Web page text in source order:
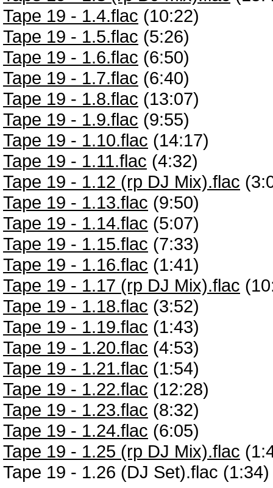
Tape 19 - 1.4.flac (10:22)
Tape 19 - 1.5.flac (5:26)
Tape 19 - 1.6.flac (6:50)
Tape 19 - 1.7.flac (6:40)
Tape 19 - 1.8.flac (13:07)
Tape 19 - 1.9.flac (9:55)
Tape 19 - 1.10.flac (14:17)
Tape 19 - 1.11.flac (4:32)
Tape 19 - 1.12 (rp DJ Mix).flac
Tape 19 - 1.13.flac (9:50)
Tape 19 - 1.14.flac (5:07)
Tape 19 - 1.15.flac (7:33)
Tape 19 - 1.16.flac (1:41)
Tape 19 - 1.17 (rp DJ Mix).flac
Tape 19 - 1.18.flac (3:52)
Tape 19 - 1.19.flac (1:43)
Tape 19 - 1.20.flac (4:53)
Tape 19 - 1.21.flac (1:54)
Tape 19 - 1.22.flac (12:28)
Tape 19 - 1.23.flac (8:32)
Tape 19 - 1.24.flac (6:05)
Tape 19 - 1.25 (rp DJ Mix).flac
Tape 19 - 1.26 (DJ Set).flac (1:34)